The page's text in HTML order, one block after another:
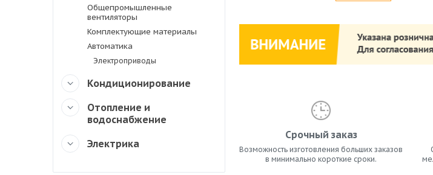
Общепромышленные
вентиляторы
Комплектующие материалы
Автоматика
Электроприводы
Кондиционирование
Отопление и
водоснабжение
Электрика
Срочный заказ
Возможность изготовления больших заказов
в минимально короткие сроки.